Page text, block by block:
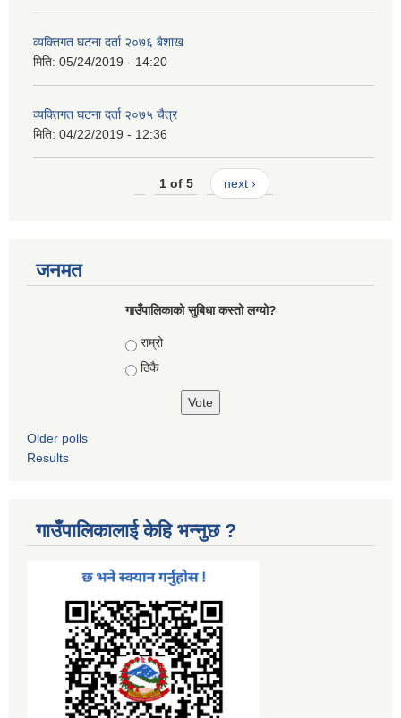
व्यक्तिगत घटना दर्ता २०७६ बैशाख
मिति: 05/24/2019 - 14:20
व्यक्तिगत घटना दर्ता २०७५ चैत्र
मिति: 04/22/2019 - 12:36
1 of 5 next ›
जनमत
गाउँपालिकाको सुबिधा कस्तो लग्यो?
Choices
राम्रो
ठिकै
Older polls
Results
गाउँपालिकालाई केहि भन्नुछ ?